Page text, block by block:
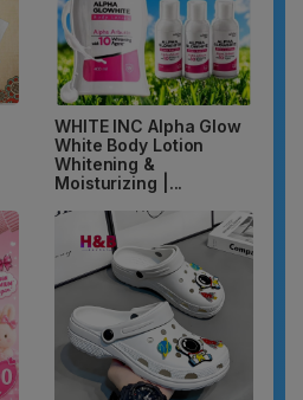
WHITE INC Alpha Glow
White Body Lotion
Whitening &
Moisturizing |...